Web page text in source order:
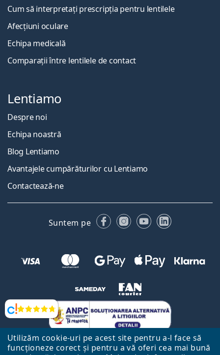
Utilizăm cookie-uri pe acest site pentru a-l face să
funcționeze corect și pentru a vă oferi cea mai bună
Opinii
Cum să interpretați prescripția pentru lentilele
Afecțiuni oculare
Echipa medicală
Comparații între lentilele de contact
Lentiamo
Despre noi
Echipa noastră
Blog Lentiamo
Avantajele cumpărăturilor cu Lentiamo
Contactează-ne
Suntem pe FacebookInstagram
YouTubeLinkedIn